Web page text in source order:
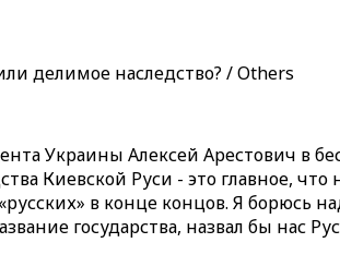
делимое наследство? / Others
Украины Алексей Арестович
Киевской Руси - это главное,
в конце концов. Я борюсь
государства, назвал бы нас